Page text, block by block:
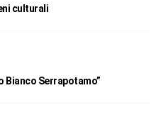
culturali
Bianco Serrapotamo”